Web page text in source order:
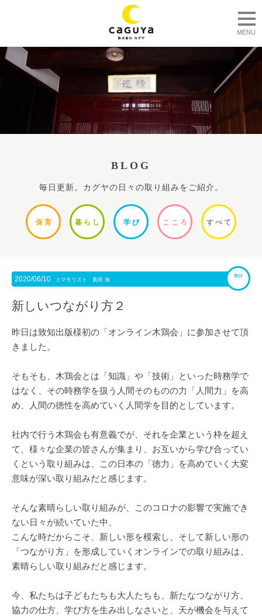
MENU
BLOG
毎日更新。カグヤの日々の取り組みをご紹介。
保 育 暮ら し 学 び ここ ろ すべて
2020/06/10 ミマモリスト 眞田 海
学び
新しいつながり方２
昨日は致知出版様初の「オンライン木鶏会」に参加させて頂
きました。
そもそも、木鶏会とは「知識」や「技術」といった時務学で
はなく、その時務学を扱う人間そのものの力「人間力」を高
め、人間の徳性を高めていく人間学を目的としています。
社内で行う木鶏会も有意義でが、それを企業という枠を超え
て、様々な企業の皆さんが集まり、お互いから学び合ってい
くという取り組みは、この日本の「徳力」を高めていく大変
意味が深い取り組みだと感じます。
そんな素晴らしい取り組みが、このコロナの影響で実施でき
ない日々が続いていた中、
こんな時だからこそ、新しい形を模索し、そして新しい形の
「つながり方」を形成していくオンラインでの取り組みは、
素晴らしい取り組みだと感じます。
今、私たちは子どもたちも大人たちも、新たなつながり方、
協力の仕方、学び方を生み出しなさいと、天が機会を与えて